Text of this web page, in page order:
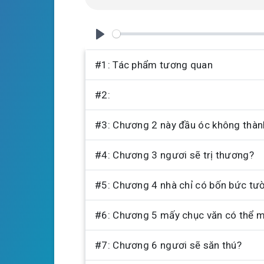
P
l
a
y
#1: Tác phẩm tương quan
#2:
#3: Chương 2 này đầu óc không
#4: Chương 3 ngươi sẽ trị thương?
#5: Chương 4 nhà chỉ có bốn bức
#6: Chương 5 mấy chục văn có thể
#7: Chương 6 ngươi sẽ săn thú?